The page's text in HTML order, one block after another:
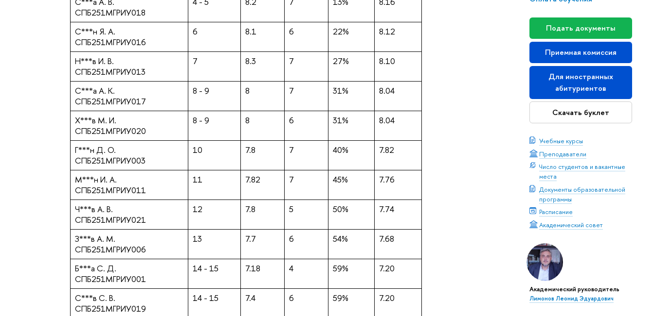
Подать документы
Приемная комиссия
Для иностранных
абитуриентов
Скачать буклет
Учебные курсы
Преподаватели
Число студентов и вакантные
места
Документы образовательной
программы
Расписание
Академический совет
Академический руководитель
Лимонов Леонид Эдуардович
СПБ251МГРИУ018
С***н Я. А.
СПБ251МГРИУ016
6 8.1 6 22% 8.12
Н***в И. В.
СПБ251МГРИУ013
7 8.3 7 27% 8.10
С***а А. К.
СПБ251МГРИУ017
8 - 9 8 7 31% 8.04
Х***в М. И.
СПБ251МГРИУ020
8 - 9 8 6 31% 8.04
Г***н Д. О.
СПБ251МГРИУ003
10 7.8 7 40% 7.82
М***н И. А.
СПБ251МГРИУ011
11 7.82 7 45% 7.76
Ч***в А. В.
СПБ251МГРИУ021
12 7.8 5 50% 7.74
З***в А. М.
СПБ251МГРИУ006
13 7.7 6 54% 7.68
Б***а С. Д.
СПБ251МГРИУ001
14 - 15 7.18 4 59% 7.20
С***в С. В.
СПБ251МГРИУ019
14 - 15 7.4 6 59% 7.20